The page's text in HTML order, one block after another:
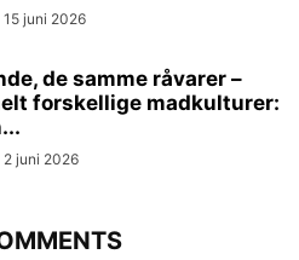
15 juni 2026
de samme råvarer –
forskellige madkulturer:
2 juni 2026